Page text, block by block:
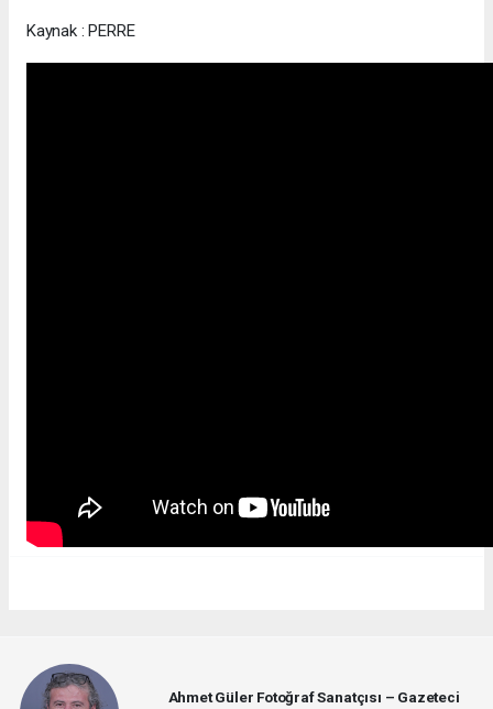
Kaynak : PERRE
Ahmet Güler Fotoğraf Sanatçısı – Gazeteci